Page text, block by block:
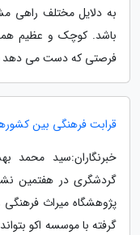
به دلایل مختلف راهی
باشد. کوچک و عظیم همه
فرصتی که دست می دهد
قرابت فرهنگی بین
خبرنگاران:سید محمد
گردشگری در هفتمین
پژوهشگاه میراث
گرفته با موسسه اکو